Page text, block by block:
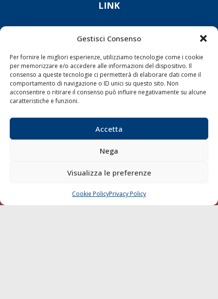
Gestisci Consenso
Per fornire le migliori esperienze, utilizziamo tecnologie come i cookie
per memorizzare e/o accedere alle informazioni del dispositivo. Il
consenso a queste tecnologie ci permetterà di elaborare dati come il
comportamento di navigazione o ID unici su questo sito. Non
acconsentire o ritirare il consenso può influire negativamente su alcune
caratteristiche e funzioni.
Accetta
Nega
Visualizza le preferenze
Cookie PolicyPrivacy Policy
LINK
Shipping
Porti/Interporti
Trasporti
Varie
Sostenibilità
Compagnie di Navigazione
Blue economy
Diporto
CHIAMA SCRIVI